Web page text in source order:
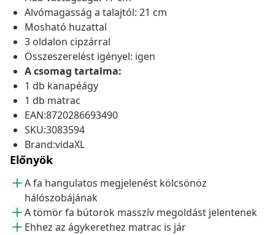
Alvómagasság a talajtól: 21 cm
Mosható huzattal
3 oldalon cipzárral
Összeszerelést igényel: igen
A csomag tartalma:
1 db kanapéágy
1 db matrac
EAN:8720286693490
SKU:3083594
Brand:vidaXL
Előnyök
A fa hangulatos megjelenést kölcsönöz
hálószobájának
A tömör fa bútorok masszív megoldást jelentenek
Ehhez az ágykerethez matrac is jár